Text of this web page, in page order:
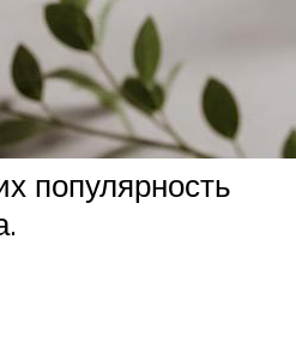
популярность